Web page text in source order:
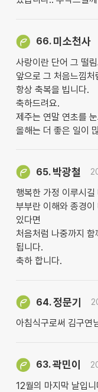
66. 미소천사
사랑이란 단어 그 떨
앞으로 그 처음느낌
항상 축복을 빕니다.
축하드려요.
제주는 연말 연초를
올해는 더 좋은 일이
65. 박광철
행복한 가정 이루시길
부부란 이해와 종경이
있다면
처음처럼 나중까지
됩니다.
축하 합니다.
64.정문기
아침식구로써 김구연
63.곽민이
12월의 마지막 날입